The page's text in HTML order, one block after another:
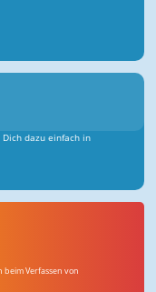
dazu einfach in
beim Verfassen von